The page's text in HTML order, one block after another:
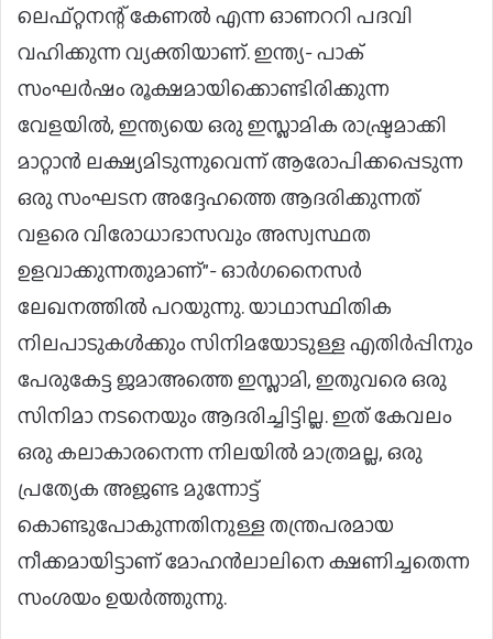
ലെഫ്റ്റനന്റ് കേണല്‍ എന്ന ഓണററി പദവി
വഹിക്കുന്ന വ്യക്തിയാണ്. ഇന്ത്യ- പാക്
സംഘര്‍ഷം രൂക്ഷമായിക്കൊണ്ടിരിക്കുന്ന
വേളയില്‍, ഇന്ത്യയെ ഒരു ഇസ്ലാമിക രാഷ്ട്രമാക്കി
മാറ്റാന്‍ ലക്ഷ്യമിടുന്നുവെന്ന് ആരോപിക്കപ്പെടുന്ന
ഒരു സംഘടന അദ്ദേഹത്തെ ആദരിക്കുന്നത്
വളരെ വിരോധാഭാസവും അസ്വസ്ഥത
ഉളവാക്കുന്നതുമാണ്”- ഓര്‍ഗനൈസര്‍
ലേഖനത്തില്‍ പറയുന്നു. യാഥാസ്ഥിതിക
നിലപാടുകള്‍ക്കും സിനിമയോടുള്ള എതിര്‍പ്പിനും
പേരുകേട്ട ജമാഅത്തെ ഇസ്ലാമി, ഇതുവരെ ഒരു
സിനിമാ നടനെയും ആദരിച്ചിട്ടില്ല. ഇത് കേവലം
ഒരു കലാകാരനെന്ന നിലയില്‍ മാത്രമല്ല, ഒരു
പ്രത്യേക അജണ്ട മുന്നോട്ട്
കൊണ്ടുപോകുന്നതിനുള്ള തന്ത്രപരമായ
നീക്കമായിട്ടാണ് മോഹന്‍ലാലിനെ ക്ഷണിച്ചതെന്ന
സംശയം ഉയര്‍ത്തുന്നു.